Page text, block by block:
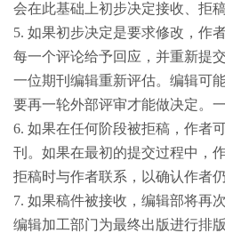
会在此基础上初步决定接收、拒
5. 如果初步决定是要求修改，作
每一个评论给予回应，并重新提
一位期刊编辑重新评估。编辑可
要再一轮外部评审才能做决定。
6. 如果在任何阶段被拒稿，作者
刊。如果在最初的提交过程中，
拒稿时与作者联系，以确认作者
7. 如果稿件被接收，编辑部将再
编辑加工部门为最终出版进行排